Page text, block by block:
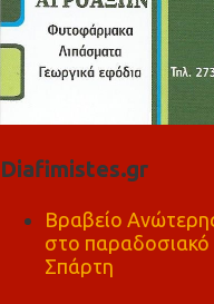
Diafimistes.gr
Βραβείο
στο
Σπάρτη